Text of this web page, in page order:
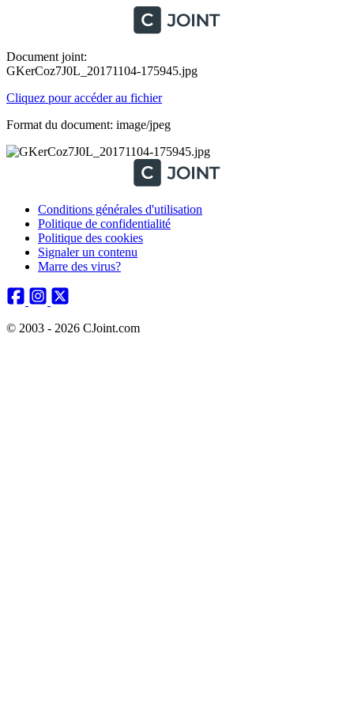
Document joint:
GKerCoz7J0L_20171104-175945.jpg
Cliquez pour accéder au fichier
Format du document: image/jpeg
Conditions générales d'utilisation
Politique de confidentialité
Politique des cookies
Signaler un contenu
Marre des virus?
© 2003 - 2026 CJoint.com